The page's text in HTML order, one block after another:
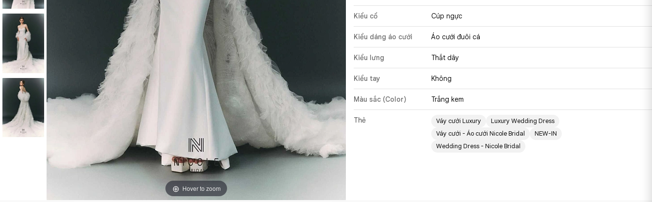
Hover to zoom
Kiểu cổ Cúp ngực
Kiểu dáng áo cưới Áo cưới đuôi cá
Kiểu lưng Thắt dây
Kiểu tay Không
Màu sắc (Color) Trắng kem
Thẻ Váy cưới Luxury
Luxury Wedding Dress
Váy cưới - Áo cưới Nicole Bridal
NEW-IN
Wedding Dress - Nicole Bridal